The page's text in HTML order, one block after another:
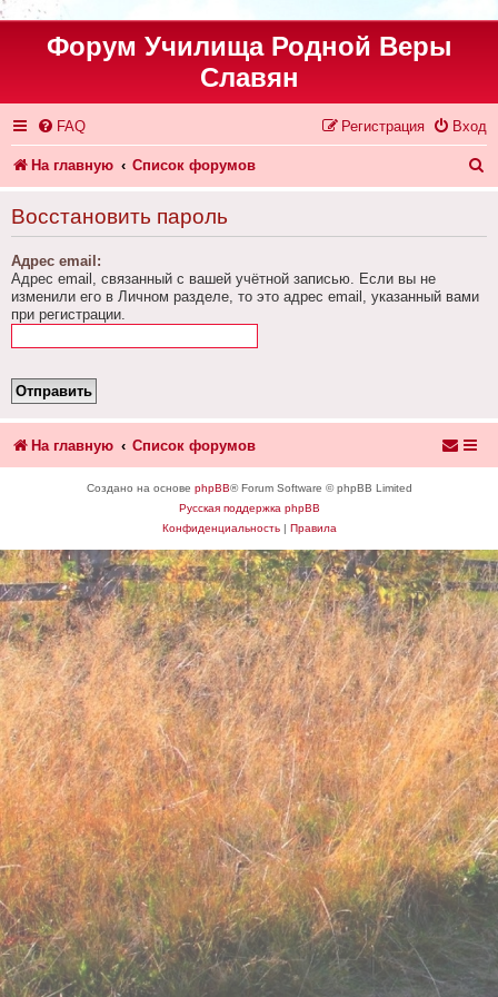
Форум Училища Родной Веры
Славян
FAQ Вход
Регистрация
На главную Список форумов
Восстановить пароль
Адрес email:
Адрес email, связанный с вашей учётной записью. Если вы не
изменили его в Личном разделе, то это адрес email, указанный вами
при регистрации.
На главную Список форумов
Создано на основе phpBB® Forum Software © phpBB Limited
Русская поддержка phpBB
Конфиденциальность| Правила